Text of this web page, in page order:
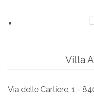
Villa
Via delle Cartiere, 1 -